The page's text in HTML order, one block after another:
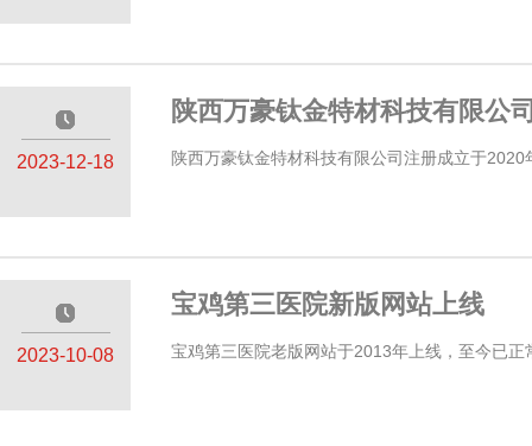
—————
2023-12-18
陕西万豪钛金特材科技有限公
陕西万豪钛金特材科技有限公司注册成立于
—————
2023-10-08
宝鸡第三医院新版网站上线
宝鸡第三医院老版网站于2013年上线，至今已